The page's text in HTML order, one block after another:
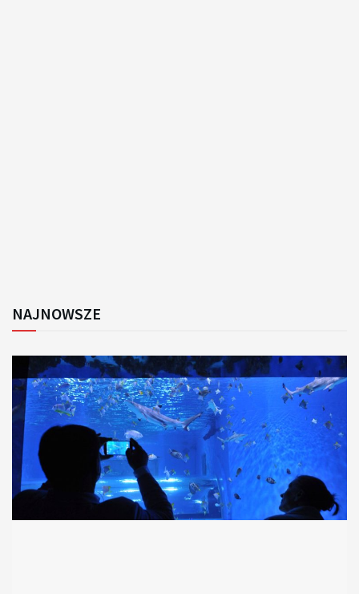
NAJNOWSZE